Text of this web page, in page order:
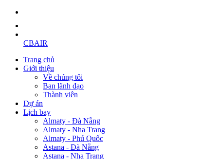
CBAIR
Trang chủ
Giới thiệu
Về chúng tôi
Ban lãnh đạo
Thành viên
Dự án
Lịch bay
Almaty - Đà Nẵng
Almaty - Nha Trang
Almaty - Phú Quốc
Astana - Đà Nẵng
Astana - Nha Trang